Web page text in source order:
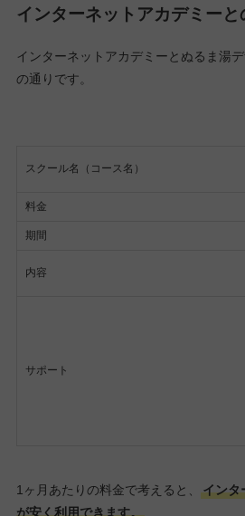
インターネットアカデミーと
インターネットアカデミーとぬるま湯
の通りです。
スクール名（コース名）
料金
期間
内容
サポート
1ヶ月あたりの料金で考えると、
インタ
が安く利用できます。